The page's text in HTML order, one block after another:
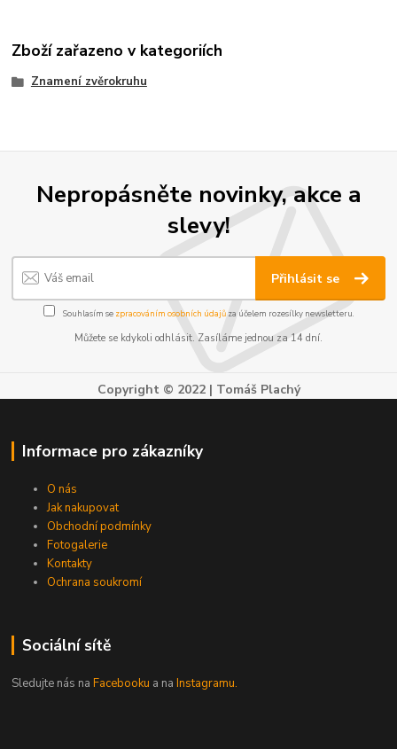
Zboží zařazeno v kategoriích
Znamení zvěrokruhu
Nepropásněte novinky, akce a
slevy!
Přihlásit se
Souhlasím se zpracováním osobních údajůza účelem rozesílky newsletteru.
Můžete se kdykoli odhlásit. Zasíláme jednou za 14 dní.
Copyright © 2022 | Tomáš Plachý
Informace pro zákazníky
O nás
Jak nakupovat
Obchodní podmínky
Fotogalerie
Kontakty
Ochrana soukromí
Sociální sítě
Sledujte nás naFacebooku a naInstagramu.